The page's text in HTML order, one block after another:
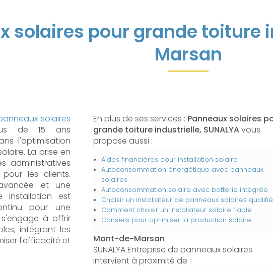
solaires pour grande
Marsan
solaires
de 15 ans
l'optimisation
La prise en
administratives
les clients.
et une
installation est
pour une
à offrir
intégrant les
l'efficacité et
En plus de ses services : Panneaux solaires
grande toiture industrielle, SUNALYAvous
propose aussi :
Aides financières pour installation solaire
Autoconsommation énergétique avec panneaux
solaires
Autoconsommation solaire avec batterie intégrée
Choisir un installateur de panneaux solaires qualifié
Comment choisir un installateur solaire fiable
Conseils pour optimiser la production solaire
Mont-de-Marsan
SUNALYA Entreprise de panneaux solaires
intervient à proximité de :